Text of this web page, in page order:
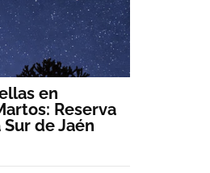
en
Reserva
de Jaén